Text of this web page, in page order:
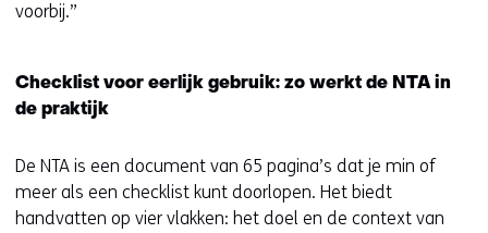
voorbij.”
Checklist voor eerlijk gebruik: zo werkt de NTA in
de praktijk
De NTA is een document van 65 pagina’s dat je min of
meer als een checklist kunt doorlopen. Het biedt
handvatten op vier vlakken: het doel en de context van